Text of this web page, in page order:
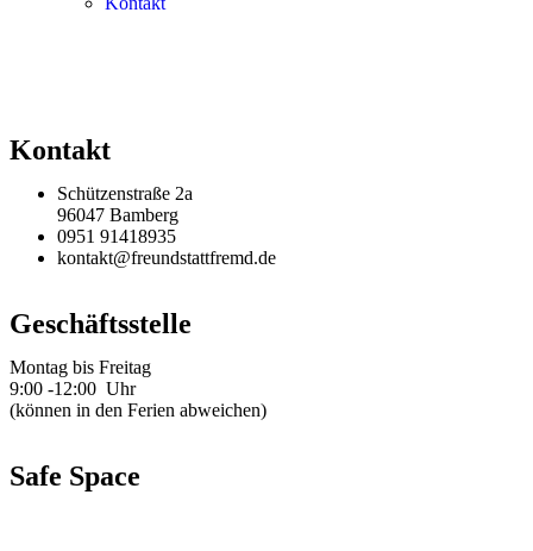
Kontakt
Schützenstraße 2a
96047 Bamberg
0951 91418935
kontakt@freundstattfremd.de
Geschäftsstelle
Montag bis Freitag
9:00 -12:00 Uhr
(können in den Ferien abweichen)
Safe Space